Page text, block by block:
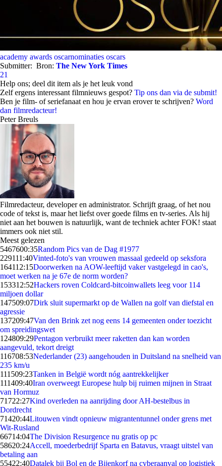
academy awards oscarnominaties oscars
Submitter: Bron: The New York Times
21
Help ons; deel dit item als je het leuk vond
Zelf ergens interessant filmnieuws gespot? Tip ons dan via de submit!
Ben je film- of seriefanaat en hou je ervan erover te schrijven? Word
dan filmredacteur!
Peter Breuls
Filmredacteur, developer en administrator. Schrijft graag, of het nou
code of tekst is, maar het liefst over goede films en tv-series. Als hij
niet aan het bouwen is natuurlijk, want de techniek achter FOK! staat
immers ook niet stil.
Meest gelezen
5467600:35Random Pics van de Dag #1977
229111:40Vinted-foto's van vrouwen massaal gedeeld op seksfora
164112:15Doorwerken na AOW-leeftijd vaker vastgelegd in cao's,
moet werken na je 67e de norm worden?
153312:52Hackers roven Coldcard-bitcoinwallets leeg voor 114
miljoen dollar
147509:07Dirk sluit supermarkt op de Wallen na golf van diefstal en
agressie
137209:47Van den Brink zet nog eens 14 gemeenten onder toezicht
om spreidingswet
124809:29Pentagon verbruikt meer raketten dan kan worden
aangevuld, tekort dreigt
116708:53Nederlander (23) aangehouden in Duitsland na snelheid van
235 km/u
111509:23Tanken in België wordt nóg aantrekkelijker
111409:40Iran overweegt Europese hulp bij ruimen mijnen in Straat
van Hormuz
71722:27Kind overleden na aanrijding door AH-bestelbus in
Dordrecht
71420:44Litouwen vindt opnieuw migrantentunnel onder grens met
Wit-Rusland
66714:04The Division Resurgence nu gratis op pc
58620:24Accell, moederbedrijf Sparta en Batavus, vraagt uitstel van
betaling aan
55422:40Datalek bij Bol en de Bijenkorf na cyberaanval op logistiek